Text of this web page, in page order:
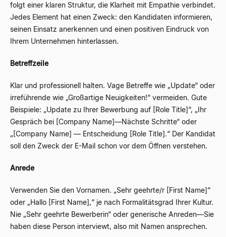
folgt einer klaren Struktur, die Klarheit mit Empathie verbindet.
Jedes Element hat einen Zweck: den Kandidaten informieren,
seinen Einsatz anerkennen und einen positiven Eindruck von
Ihrem Unternehmen hinterlassen.
Betreffzeile
Klar und professionell halten. Vage Betreffe wie „Update“ oder
irreführende wie „Großartige Neuigkeiten!“ vermeiden. Gute
Beispiele: „Update zu Ihrer Bewerbung auf [Role Title]“, „Ihr
Gespräch bei [Company Name]—Nächste Schritte“ oder
„[Company Name] — Entscheidung [Role Title].“ Der Kandidat
soll den Zweck der E-Mail schon vor dem Öffnen verstehen.
Anrede
Verwenden Sie den Vornamen. „Sehr geehrte/r [First Name]“
oder „Hallo [First Name],“ je nach Formalitätsgrad Ihrer Kultur.
Nie „Sehr geehrte Bewerberin“ oder generische Anreden—Sie
haben diese Person interviewt, also mit Namen ansprechen.